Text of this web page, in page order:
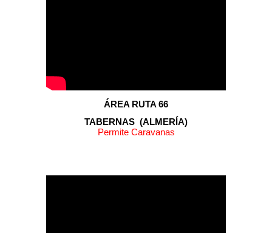
ÁREA RUTA 66
TABERNAS (ALMERÍA)
Permite Caravanas